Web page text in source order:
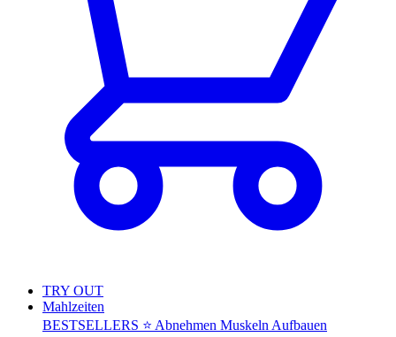
TRY OUT
Mahlzeiten
BESTSELLERS ⭐ Abnehmen Muskeln Aufbauen